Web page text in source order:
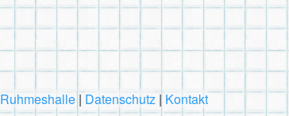
Ruhmeshalle|Datenschutz| Kontakt